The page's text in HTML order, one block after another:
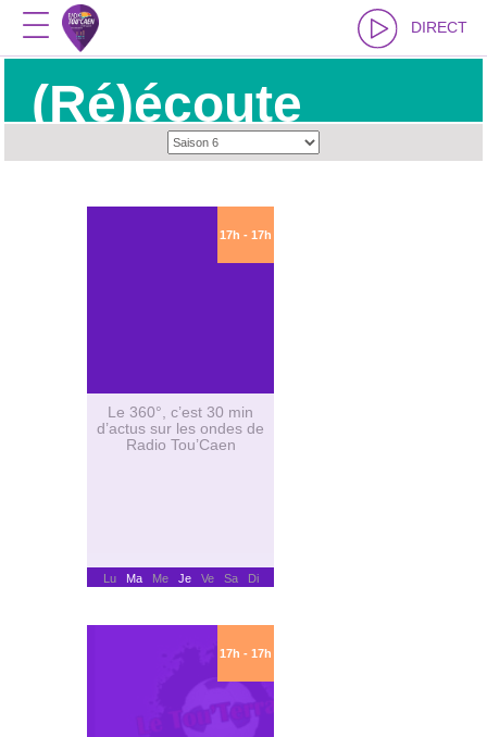
DIRECT
(Ré)écoute
17h - 17h
Le 360°, c’est 30 min
d’actus sur les ondes de
Radio Tou’Caen
Lu MaMe JeVe Sa Di
17h - 17h